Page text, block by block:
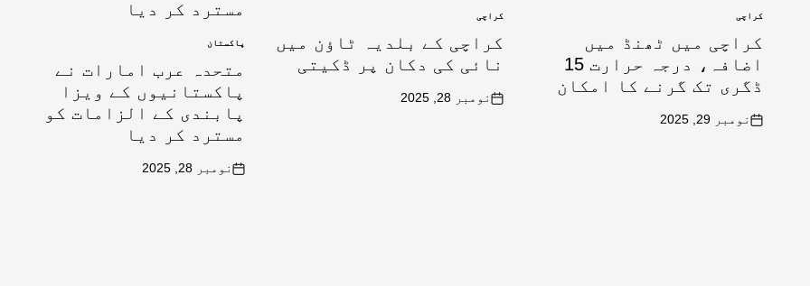
کراچی
کراچی میں ٹھنڈ میں
اضافہ، درجہ حرارت 15
ڈگری تک گرنے کا امکان
نومبر 29, 2025
کراچی
کراچی کے بلدیہ ٹاؤن میں
نائی کی دکان پر ڈکیتی
نومبر 28, 2025
پاکستان
متحدہ عرب امارات نے
پاکستانیوں کے ویزا
پابندی کے الزامات کو
مسترد کر دیا
نومبر 28, 2025